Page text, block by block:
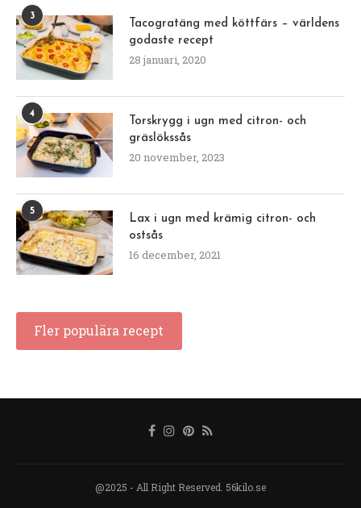
3
Tacogratäng med köttfärs – världens
godaste recept
28 januari, 2020
4
Torskrygg i ugn med citron- och
gräslökssås
20 november, 2023
5
Lax i ugn med krämig citron- och
ostsås
16 december, 2021
Fler populära recept
@2025 - All Right Reserved. 56kilo.se